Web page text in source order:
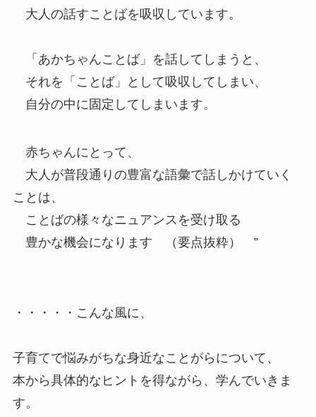
大人の話すことばを吸収しています。
「あかちゃんことば」を話してしまうと、
それを「ことば」として吸収してしまい、
自分の中に固定してしまいます。
赤ちゃんにとって、
大人が普段通りの豊富な語彙で話しかけていく
ことは、
ことばの様々なニュアンスを受け取る
豊かな機会になります （要点抜粋） ”
・・・・・こんな風に、
子育てで悩みがちな身近なことがらについて、
本から具体的なヒントを得ながら、学んでいきま
す。